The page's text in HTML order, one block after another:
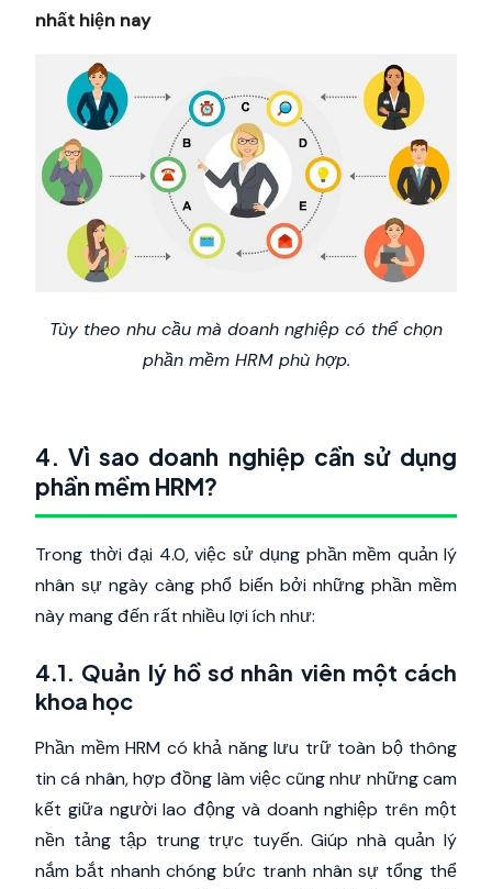
nhất hiện nay
Tùy theo nhu cầu mà doanh nghiệp có thể chọn
phần mềm HRM phù hợp.
4. Vì sao doanh nghiệp cần sử dụng
phần mềm HRM?
Trong thời đại 4.0, việc sử dụng phần mềm quản lý
nhân sự ngày càng phổ biến bởi những phần mềm
này mang đến rất nhiều lợi ích như:
4.1. Quản lý hồ sơ nhân viên một cách
khoa học
Phần mềm HRM có khả năng lưu trữ toàn bộ thông
tin cá nhân, hợp đồng làm việc cũng như những cam
kết giữa người lao động và doanh nghiệp trên một
nền tảng tập trung trực tuyến. Giúp nhà quản lý
nắm bắt nhanh chóng bức tranh nhân sự tổng thể